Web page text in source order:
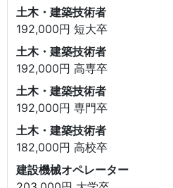
土木・建築技術者
192,000円 短大卒
土木・建築技術者
192,000円 高専卒
土木・建築技術者
192,000円 専門卒
土木・建築技術者
182,000円 高校卒
建設機械オペレーター